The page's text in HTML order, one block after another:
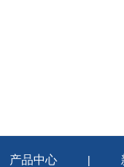
产品中心 |